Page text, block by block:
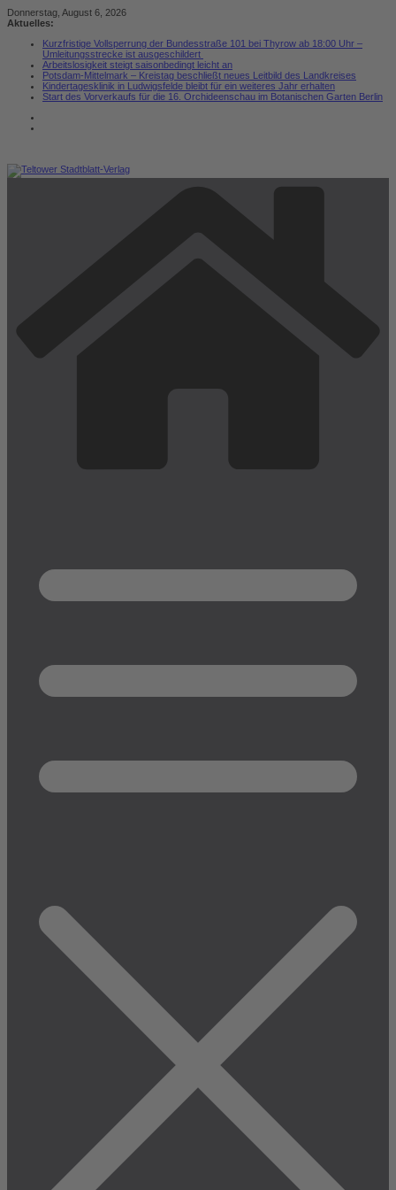
Zum
Inhalt
Donnerstag, August 6, 2026
Aktuelles:
Kurzfristige Vollsperrung der Bundesstraße 101 bei Thyrow ab 18:00 Uhr –
Umleitungsstrecke ist ausgeschildert
Arbeitslosigkeit steigt saisonbedingt leicht an
Potsdam-Mittelmark – Kreistag beschließt neues Leitbild des Landkreises
Kindertagesklinik in Ludwigsfelde bleibt für ein weiteres Jahr erhalten
Start des Vorverkaufs für die 16. Orchideenschau im Botanischen Garten Berlin